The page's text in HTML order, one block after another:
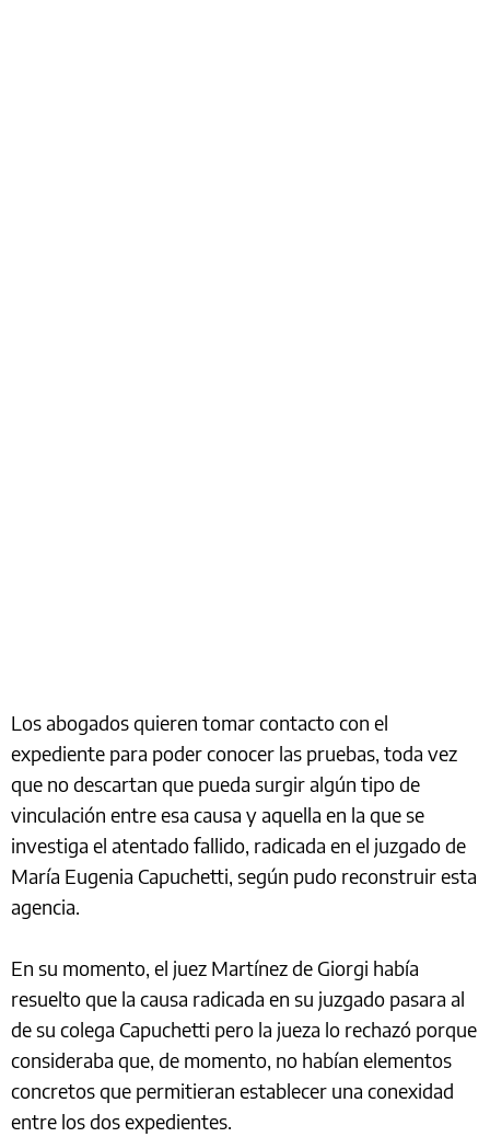
Los abogados quieren tomar contacto con el
expediente para poder conocer las pruebas, toda vez
que no descartan que pueda surgir algún tipo de
vinculación entre esa causa y aquella en la que se
investiga el atentado fallido, radicada en el juzgado de
María Eugenia Capuchetti, según pudo reconstruir esta
agencia.
En su momento, el juez Martínez de Giorgi había
resuelto que la causa radicada en su juzgado pasara al
de su colega Capuchetti pero la jueza lo rechazó porque
consideraba que, de momento, no habían elementos
concretos que permitieran establecer una conexidad
entre los dos expedientes.